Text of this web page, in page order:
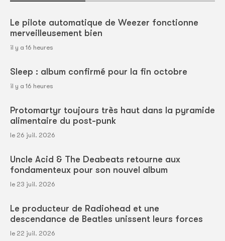
Le pilote automatique de Weezer fonctionne
merveilleusement bien
il y a 16 heures
Sleep : album confirmé pour la fin octobre
il y a 16 heures
Protomartyr toujours très haut dans la pyramide
alimentaire du post-punk
le 26 juil. 2026
Uncle Acid & The Deabeats retourne aux
fondamenteux pour son nouvel album
le 23 juil. 2026
Le producteur de Radiohead et une
descendance de Beatles unissent leurs forces
le 22 juil. 2026